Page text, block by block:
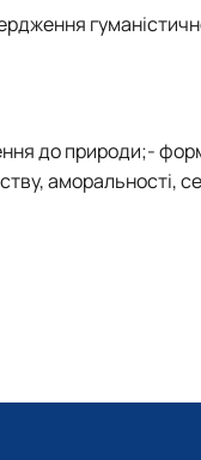
до природи;-
аморальності,